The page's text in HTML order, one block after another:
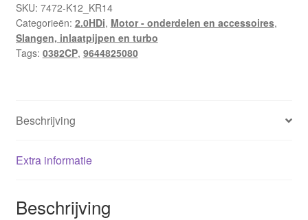
SKU: 7472-K12_KR14
Categorieën: 2.0HDi, Motor - onderdelen en accessoires,
Slangen, inlaatpijpen en turbo
Tags: 0382CP, 9644825080
Beschrijving
Extra informatie
Beschrijving